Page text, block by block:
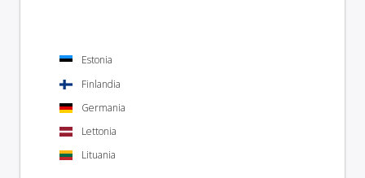
Estonia
Finlandia
Germania
Lettonia
Lituania